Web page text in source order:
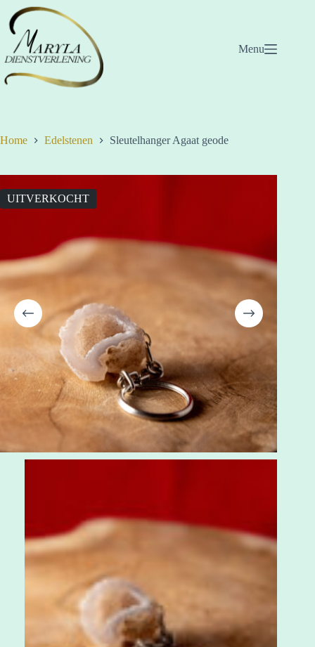
naar
de
inhoud
Menu
Home Edelstenen Sleutelhanger Agaat geode
UITVERKOCHT